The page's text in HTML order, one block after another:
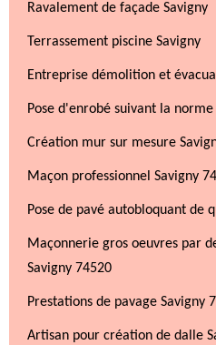
Ravalement de façade Savigny
Terrassement piscine Savigny
Entreprise démolition et
Pose d'enrobé suivant la norme
Création mur sur mesure
Maçon professionnel Savigny
Pose de pavé autobloquant de
Maçonnerie gros oeuvres par
Savigny 74520
Prestations de pavage Savigny
Artisan pour création de dalle